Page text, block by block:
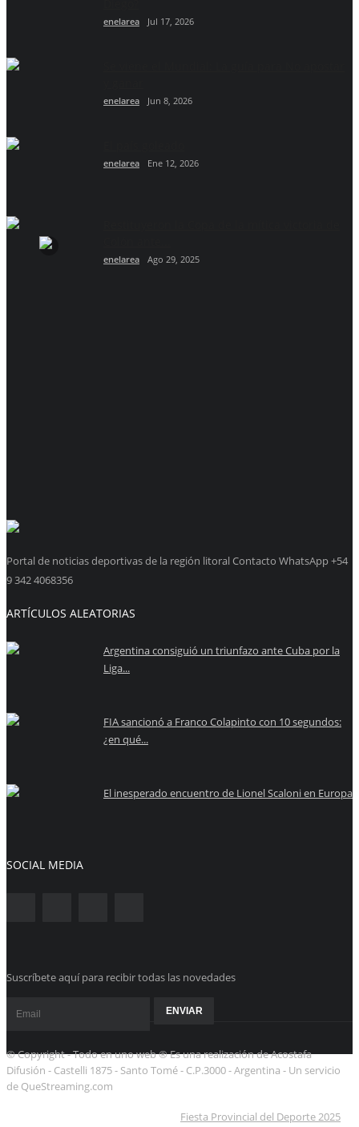
enelarea Jul 17, 2026
enelarea Jun 8, 2026
enelarea Ene 12, 2026
enelarea Ago 29, 2025
Portal de noticias deportivas de la región litoral Contacto WhatsApp +54
9 342 4068356
ARTÍCULOS ALEATORIAS
Argentina consiguió un triunfazo ante Cuba por la
Liga...
FIA sancionó a Franco Colapinto con 10 segundos:
¿en qué...
El inesperado encuentro de Lionel Scaloni en Europa
SOCIAL MEDIA
Suscríbete aquí para recibir todas las novedades
© Copyright - Todo en uno web ® Es una realización de Acostafa
Difusión - Castelli 1875 - Santo Tomé - C.P.3000 - Argentina - Un servicio
de QueStreaming.com
Fiesta Provincial del Deporte 2025